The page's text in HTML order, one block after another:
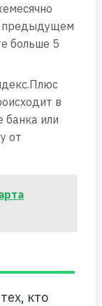
предыдущем
больше 5
в
банка или
от
кто